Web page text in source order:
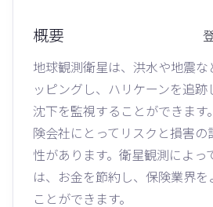
概要
地球観測衛星は、洪水や地震
ッピングし、ハリケーンを追
沈下を監視することができます
険会社にとってリスクと損害
性があります。衛星観測によっ
は、お金を節約し、保険業界
ことができます。